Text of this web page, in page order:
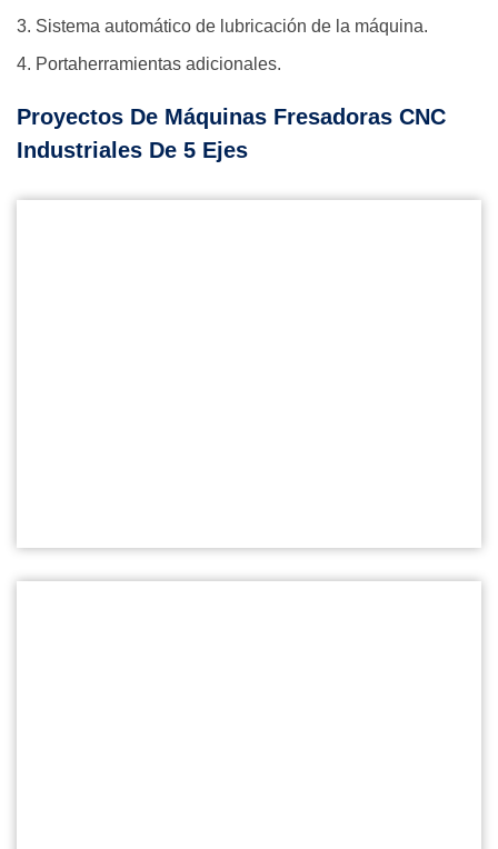
3. Sistema automático de lubricación de la máquina.
4. Portaherramientas adicionales.
Proyectos De Máquinas Fresadoras CNC
Industriales De 5 Ejes